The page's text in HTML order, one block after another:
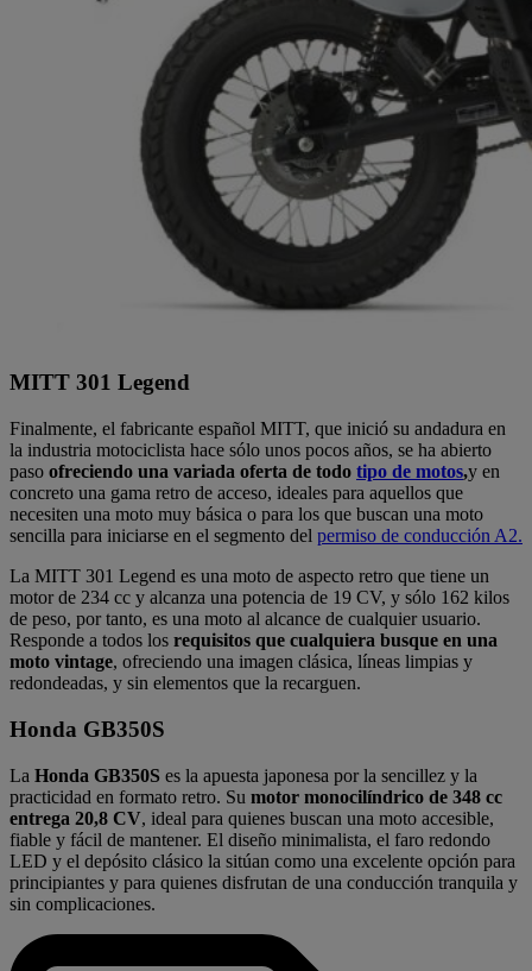
MITT 301 Legend
Finalmente, el fabricante español MITT, que inició su andadura en
la industria motociclista hace sólo unos pocos años, se ha abierto
paso ofreciendo una variada oferta de todo tipo de motos,y en
concreto una gama retro de acceso, ideales para aquellos que
necesiten una moto muy básica o para los que buscan una moto
sencilla para iniciarse en el segmento del permiso de conducción A2.
La MITT 301 Legend es una moto de aspecto retro que tiene un
motor de 234 cc y alcanza una potencia de 19 CV, y sólo 162 kilos
de peso, por tanto, es una moto al alcance de cualquier usuario.
Responde a todos los requisitos que cualquiera busque en una
moto vintage, ofreciendo una imagen clásica, líneas limpias y
redondeadas, y sin elementos que la recarguen.
Honda GB350S
La Honda GB350S es la apuesta japonesa por la sencillez y la
practicidad en formato retro. Su motor monocilíndrico de 348 cc
entrega 20,8 CV, ideal para quienes buscan una moto accesible,
fiable y fácil de mantener. El diseño minimalista, el faro redondo
LED y el depósito clásico la sitúan como una excelente opción para
principiantes y para quienes disfrutan de una conducción tranquila y
sin complicaciones.